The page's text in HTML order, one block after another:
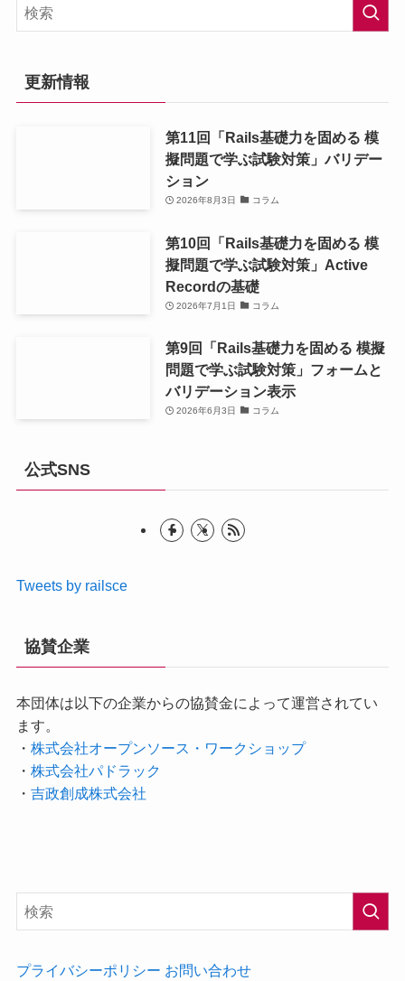
更新情報
第11回「Rails基礎力を固める 模
擬問題で学ぶ試験対策」バリデー
ション
2026年8月3日 コラム
第10回「Rails基礎力を固める 模
擬問題で学ぶ試験対策」Active
Recordの基礎
2026年7月1日 コラム
第9回「Rails基礎力を固める 模擬
問題で学ぶ試験対策」フォームと
バリデーション表示
2026年6月3日 コラム
公式SNS
Tweets by railsce
協賛企業
本団体は以下の企業からの協賛金によって運営されてい
ます。
・ 株式会社オープンソース・ワークショップ
・ 株式会社パドラック
・ 吉政創成株式会社
プライバシーポリシー お問い合わせ